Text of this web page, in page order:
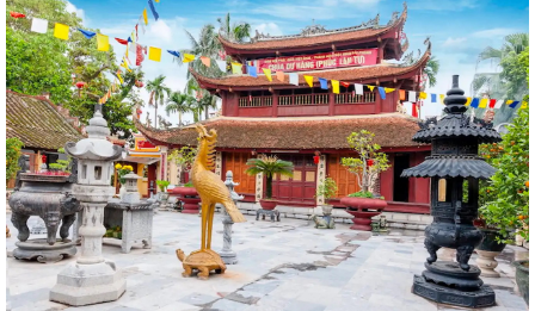
Nghị quyết số 07/2026/NQ-HĐND ngày 23/6/2026 của HĐND thành
phố về quy định chế độ quà tặng của...
Quyết đinh Về việc thu hồi Giấy chứng nhận quyền sử dụng đất đã cấp
cho bà Hoàng Thị Mây và bà...
Nghị Quyết 10-NQ/TU ngày13/7/2026 củaBan Thường vụ Thành ủy về
tăng cường công tác lãnh đạo, chỉ...
Quý III và IV/2026, Hải Phòng phấn đấu tăng trưởng GRDP trên 14%
Chỉ thị số 06-CT/TW của Bộ Chính trị về tăng cường sự lãnh đạo của